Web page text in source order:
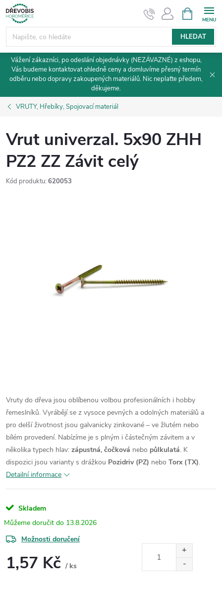
Přejít
na
obsah
HLEDAT
NÁKUPNÍ
KOŠÍK
Vážení zákazníci, po odeslání objednávky (NEZÁVAZNÉ) z eshopu,
Vás budeme kontaktovat ohledně ceny a domluvíme přesný termín
odběru nebo dopravy zakoupených materiálů. Nic neplaťte předem,
děkujeme.
VRUTY, Hřebíky, Spojovací materiál
Vrut univerzal. 5x90 ZHH
PZ2 ZZ Závit celý
Kód produktu: 620053
Vruty do dřeva jsou oblíbenou volbou profesionálních i hobby
řemeslníků. Vyrábějí se z vysoce pevných a odolných materiálů a
pro delší životnost jsou galvanicky zinkované – ve žlutém nebo
bílém provedení. Nabízíme je s plným i částečným závitem a v
několika typech hlav: zápustná, čočková nebo půlkulatá. K
dispozici jsou varianty s drážkou Pozidriv (PZ) nebo Torx (TX).
Detailní informace
Skladem
13.8.2026
Možnosti doručení
1,57 Kč / ks